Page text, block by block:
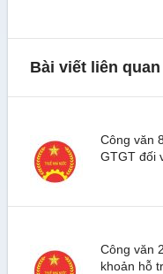
Bài viết liên quan
Công văn
GTGT đối
Công văn
khoản hỗ